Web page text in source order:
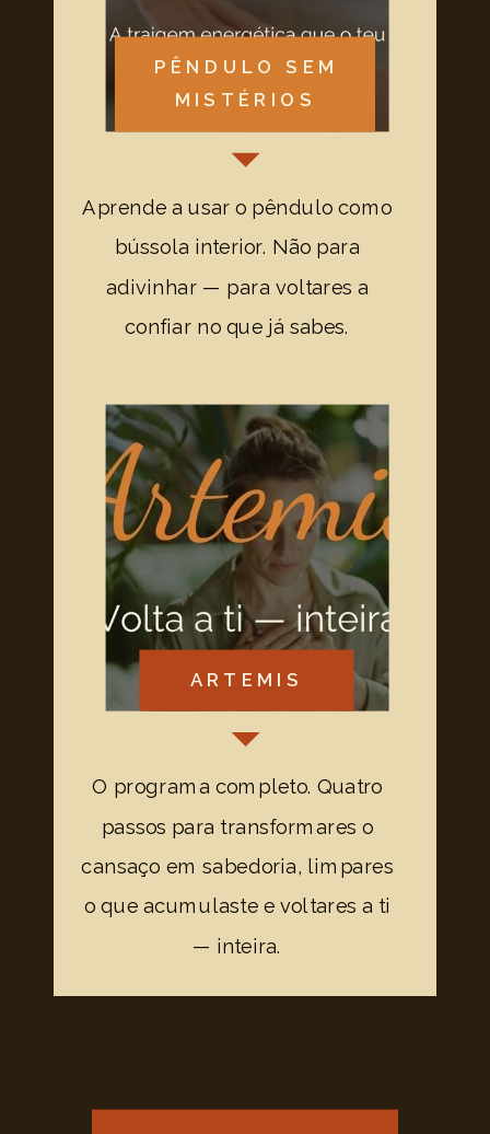
O programa completo. Quatro
passos para transformares o
cansaço em sabedoria, limpares
o que acumulaste e voltares a ti
— inteira.
ARTEMIS
Aprende a usar o pêndulo como
bússola interior. Não para
adivinhar — para voltares a
confiar no que já sabes.
PÊNDULO SEM
MISTÉRIOS